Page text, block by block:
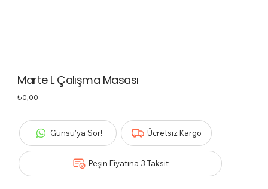
Marte L Çalışma Masası
Fiyat
₺0,00
Günsu'ya Sor!
Peşin Fiyatına 3 Taksit
Ücretsiz Kargo